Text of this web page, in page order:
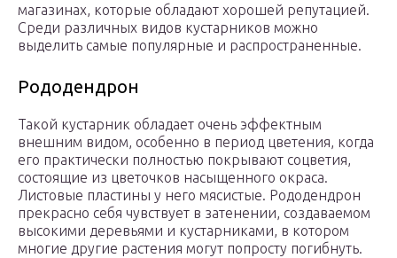
магазинах, которые обладают хорошей репутацией.
Среди различных видов кустарников можно
выделить самые популярные и распространенные.
Рододендрон
Такой кустарник обладает очень эффектным
внешним видом, особенно в период цветения, когда
его практически полностью покрывают соцветия,
состоящие из цветочков насыщенного окраса.
Листовые пластины у него мясистые. Рододендрон
прекрасно себя чувствует в затенении, создаваемом
высокими деревьями и кустарниками, в котором
многие другие растения могут попросту погибнуть.